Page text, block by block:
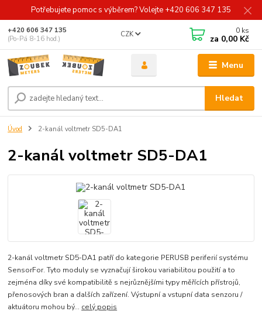
Potřebujete pomoc s výběrem? Volejte +420 606 347 135
Menu
CZK
Hledat
+420 606 347 135
(Po-Pá 8-16 hod.)
0 ks
za 0,00 Kč
Úvod 2-kanál voltmetr SD5-DA1
2-kanál voltmetr SD5-DA1
2-kanál voltmetr SD5-DA1 patří do kategorie PERUSB periferií systému
SensorFor. Tyto moduly se vyznačují širokou variabilitou použití a to
zejména díky své kompatibilitě s nejrůznějšími typy měřících přístrojů,
přenosových bran a dalších zařízení. Výstupní a vstupní data senzoru /
aktuátoru mohou bý... celý popis